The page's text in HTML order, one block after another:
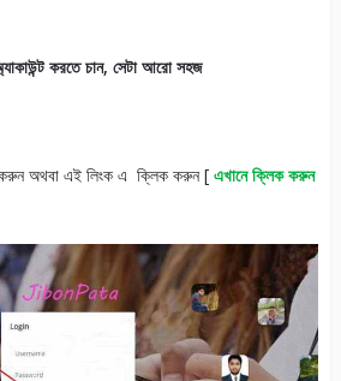
করতে চান, সেটা আরো সহজ
অথবা এই লিংক এ ক্লিক করুন [ এখানে ক্লিক করুন